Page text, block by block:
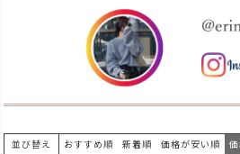
在庫なし商品
並び替え おすすめ順 新着順 価格が安い順